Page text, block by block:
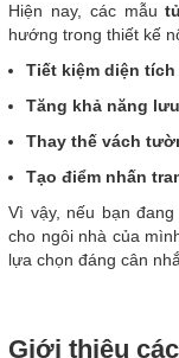
Hiện nay, các mẫu
hướng trong thiết kế
Tiết kiệm diện tích
Tăng khả năng
Thay thế vách
Tạo điểm nhấn
Vì vậy, nếu bạn
cho ngôi nhà của
lựa chọn đáng cân
Giới thiệu